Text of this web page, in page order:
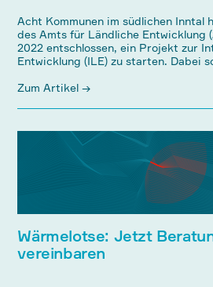
Acht Kommunen im südlichen Inntal
des Amts für Ländliche Entwicklung
2022 entschlossen, ein Projekt zur
Entwicklung (ILE) zu starten. Dabei
Zum Artikel →
Wärmelotse: Jetzt
vereinbaren